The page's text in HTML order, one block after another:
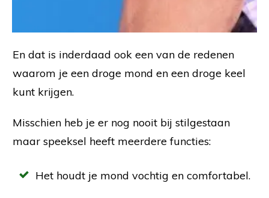
En dat is inderdaad ook een van de redenen
waarom je een droge mond en een droge keel
kunt krijgen.
Misschien heb je er nog nooit bij stilgestaan
maar speeksel heeft meerdere functies:
Het houdt je mond vochtig en comfortabel.